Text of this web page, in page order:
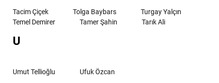
Tacim Çiçek Tolga Baybars
Turgay Yalçın
Temel Demirer
Tamer Şahin Tarık Ali
U
Umut Tellioğlu Ufuk Özcan